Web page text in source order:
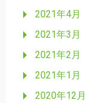
2021年4月
2021年3月
2021年2月
2021年1月
2020年12月